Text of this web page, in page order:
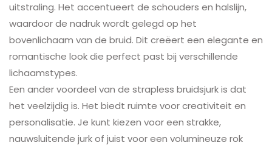
uitstraling. Het accentueert de schouders en halslijn,
waardoor de nadruk wordt gelegd op het
bovenlichaam van de bruid. Dit creëert een elegante en
romantische look die perfect past bij verschillende
lichaamstypes.
Een ander voordeel van de strapless bruidsjurk is dat
het veelzijdig is. Het biedt ruimte voor creativiteit en
personalisatie. Je kunt kiezen voor een strakke,
nauwsluitende jurk of juist voor een volumineuze rok